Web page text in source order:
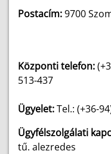
Postacím:9700
Központi telefon:
513-437
Ügyelet:Tel.: (+36-
Ügyfélszolgálati
tű. alezredes